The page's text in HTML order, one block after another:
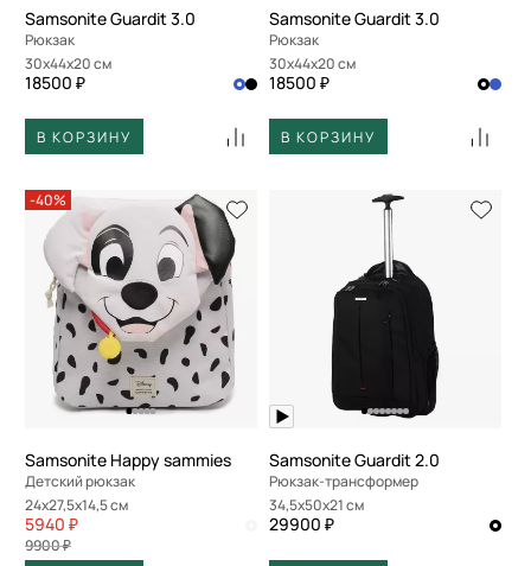
Samsonite Guardit 3.0
Рюкзак
30x44x20 см
18500 ₽
В КОРЗИНУ
Samsonite Guardit 3.0
Рюкзак
30x44x20 см
18500 ₽
В КОРЗИНУ
-40%
Samsonite Happy sammies
Детский рюкзак
24x27,5x14,5 см
5940 ₽
9900 ₽
Samsonite Guardit 2.0
Рюкзак-трансформер
34,5x50x21 см
29900 ₽